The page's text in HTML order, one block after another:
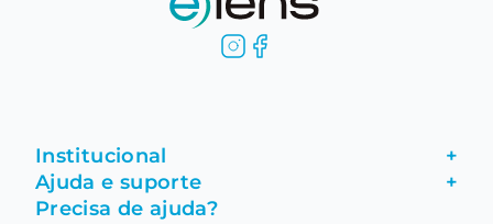
Institucional +
Fale conosco
Ajuda e suporte +
Precisa de ajuda?